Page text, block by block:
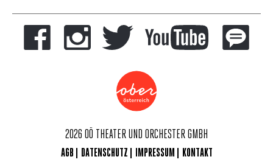
2026 OÖ THEATER UND ORCHESTER GMBH
AGB DATENSCHUTZ IMPRESSUM KONTAKT